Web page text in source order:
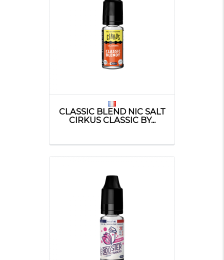
CLASSIC BLEND NIC SALT
CIRKUS CLASSIC BY...